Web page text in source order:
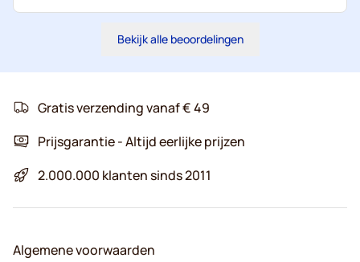
Bekijk alle beoordelingen
Gratis verzending vanaf € 49
Prijsgarantie - Altijd eerlijke prijzen
2.000.000 klanten sinds 2011
Algemene voorwaarden